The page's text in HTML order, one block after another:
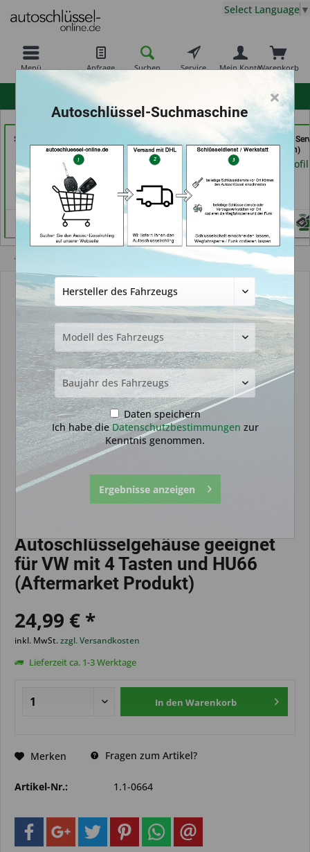
Menü Anfrage Suchen Service Warenkorb
Mein Konto
Select Language ▼
Schuh-Schlüsseldienst
BEKASCHO; Im-
Kaufland (in Worms)
Händlerprofil
Schlüssel Jacobs (in
Krefeld)
Händlerprofil
Schlüssel- u. DL
(in Dresden)
Händlerprofil
Autoschlüsselgehäuse und Zubehör
Autoschlüsselgehäuse geeignet
für VW mit 4 Tasten und HU66
(Aftermarket Produkt)
24,99 € *
inkl. MwSt.zzgl. Versandkosten
Lieferzeit ca. 1-3 Werktage
In den Warenkorb
Merken Fragen zum Artikel?
Artikel-Nr.: 1.1-0664
×
Autoschlüssel-Suchmaschine
Daten speichern
Ich habe dieDatenschutzbestimmungen zur
Kenntnis genommen.
Ergebnisse anzeigen